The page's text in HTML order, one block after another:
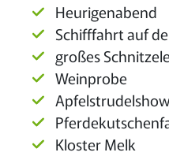
Heurigenabend
Schifffahrt auf
großes
Weinprobe
Kloster Melk